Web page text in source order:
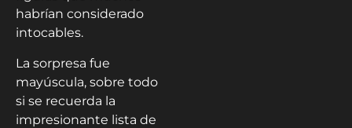
habrían considerado
intocables.
La sorpresa fue
mayúscula, sobre todo
si se recuerda la
impresionante lista de